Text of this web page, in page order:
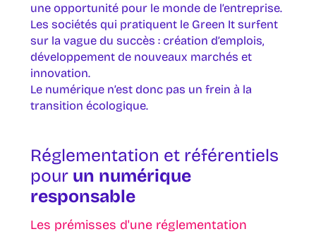
une opportunité pour le monde de l’entreprise.
Les sociétés qui pratiquent le Green It surfent
sur la vague du succès : création d’emplois,
développement de nouveaux marchés et
innovation.
Le numérique n’est donc pas un frein à la
transition écologique.
Réglementation et référentiels
pour un numérique
responsable
Les prémisses d'une réglementation